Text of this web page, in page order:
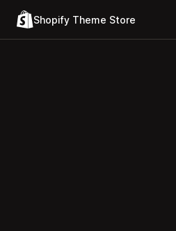
Shopify Theme Store